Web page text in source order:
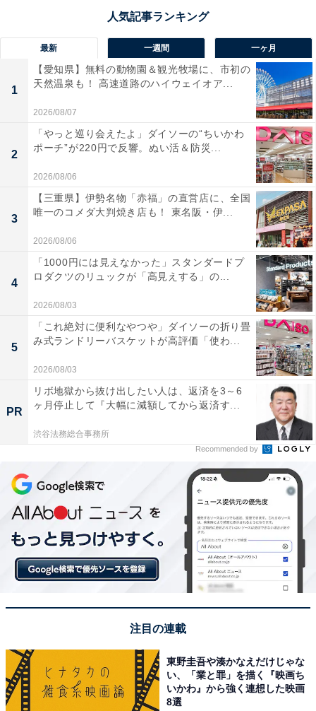
と、不義理を詫びるニュアンスも込められています。
「お世話になっております」との違い
「お世話になっております」は、ビジネスでは定番の挨
拶です。「いつもありがとうございます」という意味合
いが含まれており、普段から交流ややりとりのある相手
に対して用います。「日頃の感謝を伝える」シーンで使
われるという点は、長らく連絡を取っていない相手への
挨拶である「ご無沙汰しております」との大きな違いで
あると言えます。
「お久しぶりです」と「ご無沙汰しております」は、ほ
ぼ同じ意味の言葉ですが、「ご無沙汰しております」の
ほうがより丁寧なニュアンスがあります。丁重な挨拶が
求められるシーンでは、「ご無沙汰しております」を用
いるほうが望ましいでしょう。
関連記事：
【例文あり】正しいビジネス敬語とは？ メールの言い回
しや間違いやすい使い方を解説
「ご無沙汰しております」は目上の人に対して使
える？
最新 一週間 一ヶ月
1
【愛知県】無料の動物園＆観光牧場に、市初の
天然温泉も！ 高速道路のハイウェイオア...
2026/08/07
2
「やっと巡り会えたよ」ダイソーの“ちいかわ
ポーチ”が220円で反響。ぬい活＆防災...
2026/08/06
3
【三重県】伊勢名物「赤福」の直営店に、全国
唯一のコメダ大判焼き店も！ 東名阪・伊...
2026/08/06
4
「1000円には見えなかった」スタンダードプ
ロダクツのリュックが「高見えする」の...
2026/08/03
5
「これ絶対に便利なやつや」ダイソーの折り畳
み式ランドリーバスケットが高評価「使わ...
2026/08/03
PR
リボ地獄から抜け出したい人は、返済を3～6
ヶ月停止して『大幅に減額してから返済す...
渋谷法務総合事務所
Recommended by
注目の連載
東野圭吾や湊かなえだけじゃな
い、「業と罪」を描く『映画ち
いかわ』から強く連想した映画
8選